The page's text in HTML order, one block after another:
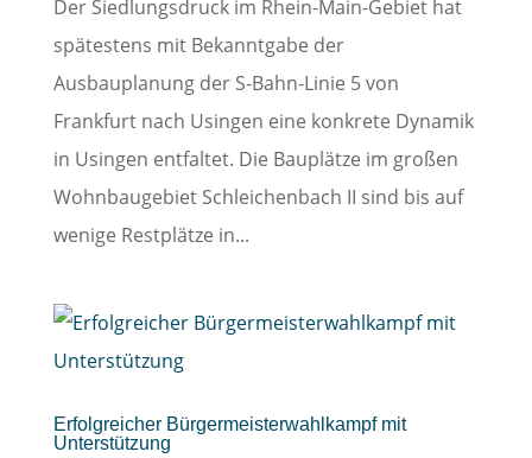
Der Siedlungsdruck im Rhein-Main-Gebiet hat
spätestens mit Bekanntgabe der
Ausbauplanung der S-Bahn-Linie 5 von
Frankfurt nach Usingen eine konkrete Dynamik
in Usingen entfaltet. Die Bauplätze im großen
Wohnbaugebiet Schleichenbach II sind bis auf
wenige Restplätze in...
Erfolgreicher Bürgermeisterwahlkampf mit
Unterstützung